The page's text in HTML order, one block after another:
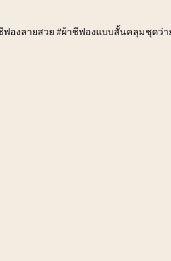
องลายสวย #ผ้าชีฟองแบบสั้นคลุมชุดว่า